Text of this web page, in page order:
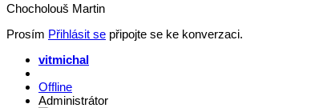
Chocholouš Martin
Prosím Přihlásit se připojte se ke konverzaci.
vitmichal
Offline
Administrátor